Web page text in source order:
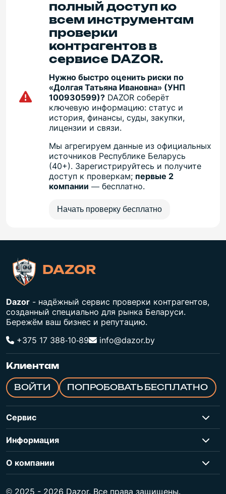
полный доступ ко
всем инструментам
проверки
контрагентов в
сервисе DAZOR.
Нужно быстро оценить риски по
«Долгая Татьяна Ивановна» (УНП
100930599)? DAZOR соберёт
ключевую информацию: статус и
история, финансы, суды, закупки,
лицензии и связи.
Мы агрегируем данные из официальных
источников Республике Беларусь
(40+). Зарегистрируйтесь и получите
доступ к проверкам; первые 2
компании — бесплатно.
Начать проверку бесплатно
DAZOR
Dazor - надёжный сервис проверки контрагентов,
созданный специально для рынка Беларуси.
Бережём ваш бизнес и репутацию.
+375 17 388‑10‑89
info@dazor.by
Клиентам
ВОЙТИ ПОПРОБОВАТЬ БЕСПЛАТНО
Сервис
Информация
О компании
© 2025 - 2026 Dazor. Все права защищены.